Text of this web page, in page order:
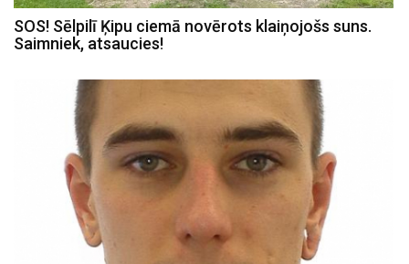
SOS! Sēlpilī Ķipu ciemā novērots klaiņojošs suns.
Saimniek, atsaucies!